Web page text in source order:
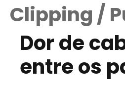
Clipping /
Dor de
entre os